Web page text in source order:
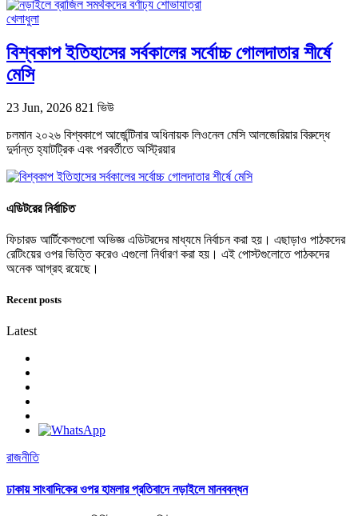
খেলাধুলা
বিশ্বকাপ ইতিহাসের সর্বকালের সর্বোচ্চ গোলদাতার শীর্ষে
মেসি
23 Jun, 2026 821 ভিউ
চলমান ২০২৬ বিশ্বকাপে আর্জেন্টিনার অধিনায়ক লিওনেল মেসি আলজেরিয়ার বিরুদ্ধে
দুর্দান্ত হ্যাটট্রিক এবং পরবর্তীতে অস্ট্রিয়ার
এডিটরের নির্বাচিত
ফিচারড আর্টিকেলগুলো অভিজ্ঞ এডিটরদের মাধ্যমে নির্বাচন করা হয়। এছাড়াও পাঠকদের
রেটিংয়ের ওপর ভিত্তি করেও এগুলো নির্ধারণ করা হয়। এই পোস্টগুলোতে পাঠকদের
অনেক আগ্রহ রয়েছে।
Recent posts
Latest
রাজনীতি
ঢাকায় সাংবাদিকের ওপর হামলার প্রতিবাদে নড়াইলে মানববন্ধন